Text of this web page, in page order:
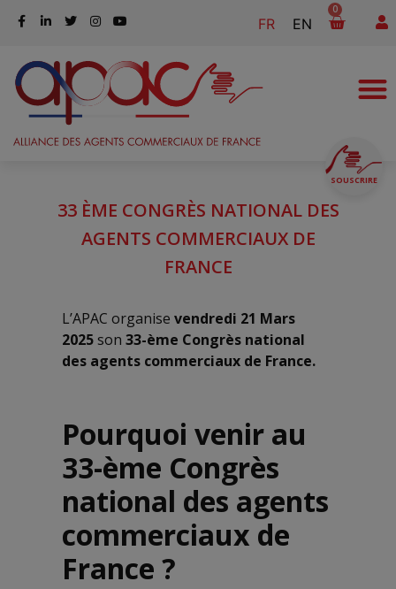
FR EN
0
SOUSCRIRE
33 ÈME CONGRÈS NATIONAL DES
AGENTS COMMERCIAUX DE
FRANCE
L’APAC organise vendredi 21 Mars
2025son 33-ème Congrès national
des agents commerciaux de France.
Pourquoi venir au
33-ème Congrès
national des agents
commerciaux de
France ?